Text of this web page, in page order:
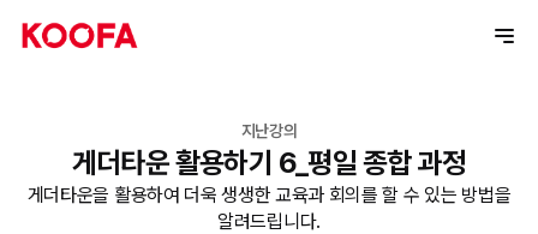
지난강의
게더타운 활용하기 6_평일 종합 과정
게더타운을 활용하여 더욱 생생한 교육과 회의를 할 수 있는 방법을
알려드립니다.